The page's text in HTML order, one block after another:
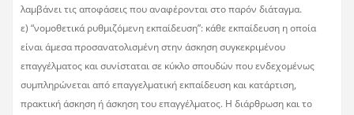
λαμβάνει τις αποφάσεις που αναφέρονται στο παρόν διάταγμα.
ε) “νομοθετικά ρυθμιζόμενη εκπαίδευση”: κάθε εκπαίδευση η οποία
είναι άμεσα προσανατολισμένη στην άσκηση συγκεκριμένου
επαγγέλματος και συνίσταται σε κύκλο σπουδών που ενδεχομένως
συμπληρώνεται από επαγγελματική εκπαίδευση και κατάρτιση,
πρακτική άσκηση ή άσκηση του επαγγέλματος. Η διάρθρωση και το